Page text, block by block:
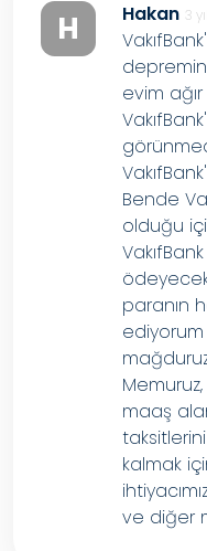
H Hakan 3
evim
Bende
olduğu
paranın
maaş
kalmak
ve diğer